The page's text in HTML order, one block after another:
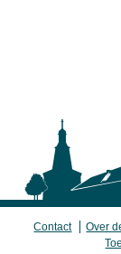
Contact Over